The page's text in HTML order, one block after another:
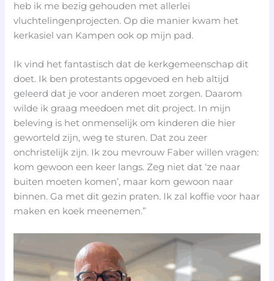
heb ik me bezig gehouden met allerlei
vluchtelingenprojecten. Op die manier kwam het
kerkasiel van Kampen ook op mijn pad.
Ik vind het fantastisch dat de kerkgemeenschap dit
doet. Ik ben protestants opgevoed en heb altijd
geleerd dat je voor anderen moet zorgen. Daarom
wilde ik graag meedoen met dit project. In mijn
beleving is het onmenselijk om kinderen die hier
geworteld zijn, weg te sturen. Dat zou zeer
onchristelijk zijn. Ik zou mevrouw Faber willen vragen:
kom gewoon een keer langs. Zeg niet dat ‘ze naar
buiten moeten komen’, maar kom gewoon naar
binnen. Ga met dit gezin praten. Ik zal koffie voor haar
maken en koek meenemen.”